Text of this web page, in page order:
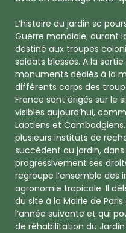
L’histoire du jardin se
Guerre mondiale, durant
destiné aux troupes
soldats blessés. A la
monuments dédiés à la
différents corps des
France sont érigés sur le
visibles aujourd’hui,
Laotiens et
plusieurs instituts de
succèdent au jardin,
progressivement ses
regroupe l’ensemble
agronomie tropicale. Il
du site à la Mairie de
l’année suivante et qui
de réhabilitation du